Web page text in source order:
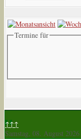
Termine für
↑↑↑
Samstag, 08. August 2026